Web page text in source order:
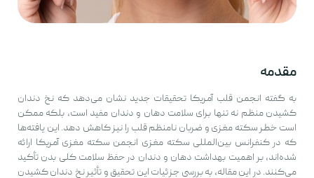
مقدمه
به گفته انجمن قلب آمریکا تحقیقات جدید نشان می‌دهد که نخ دندان
کشیدن منظم نه تنها برای سلامت دهان و دندان مفید است، بلکه ممکن
است خطر سکته مغزی و ضربان نامنظم قلب را نیز کاهش دهد. این یافته‌ها
که در کنفرانس بین‌المللی سکته مغزی انجمن سکته مغزی آمریکا ارائه
شده‌اند، بر اهمیت بهداشت دهان و دندان در حفظ سلامت کلی بدن تأکید
می‌کنند. در این مقاله، به بررسی جزئیات این تحقیق و تأثیر نخ دندان کشیدن